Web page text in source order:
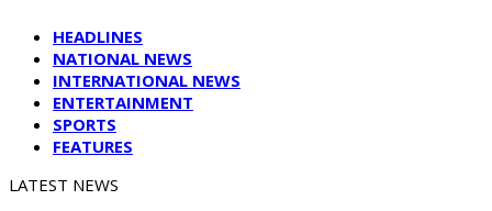
HEADLINES
NATIONAL NEWS
INTERNATIONAL NEWS
ENTERTAINMENT
SPORTS
FEATURES
LATEST NEWS